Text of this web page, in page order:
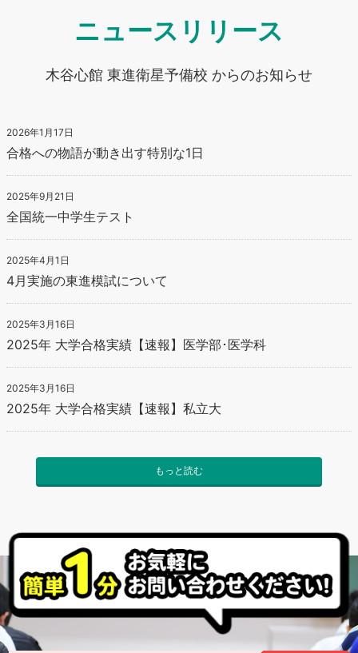
ニュースリリース
木谷心館 東進衛星予備校 からのお知らせ
2026年1月17日
合格への物語が動き出す特別な1日
2025年9月21日
全国統一中学生テスト
2025年4月1日
4月実施の東進模試について
2025年3月16日
2025年 大学合格実績【速報】医学部･医学科
2025年3月16日
2025年 大学合格実績【速報】私立大
もっと読む